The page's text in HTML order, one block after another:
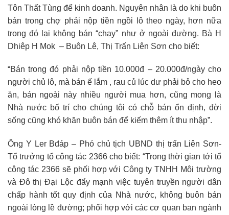
Tôn Thất Tùng để kinh doanh. Nguyên nhân là do khi buôn
bán trong chợ phải nộp tiền ngồi lô theo ngày, hơn nữa
trong đó lại không bán “chạy” như ở ngoài đường. Bà H
Dhiêp H Mok – Buôn Lê, Thị Trấn Liên Sơn cho biết:
“Bán trong đó phải nộp tiền 10.000đ – 20.000đ/ngày cho
người chủ lô, mà bán ế lắm , rau củ lúc dư phải bỏ cho heo
ăn, bán ngoài này nhiều người mua hơn, cũng mong là
Nhà nước bố trí cho chúng tôi có chỗ bán ổn định, đời
sống cũng khó khăn buôn bán để kiếm thêm ít thu nhập”.
Ông Y Ler Bđáp – Phó chủ tịch UBND thị trấn Liên Sơn-
Tổ trưởng tổ công tác 2366 cho biết: “Trong thời gian tới tổ
công tác 2366 sẽ phối hợp với Công ty TNHH Môi trường
và Đô thị Đại Lộc đẩy mạnh việc tuyên truyền người dân
chấp hành tốt quy định của Nhà nước, không buôn bán
ngoài lòng lề đường; phối hợp với các cơ quan ban ngành